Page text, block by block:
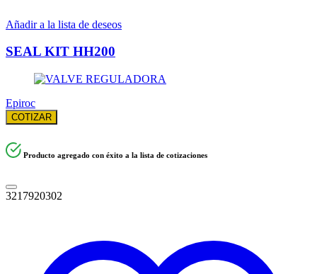
Añadir a la lista de deseos
SEAL KIT HH200
Epiroc
COTIZAR
Producto agregado con éxito a la lista de cotizaciones
3217920302